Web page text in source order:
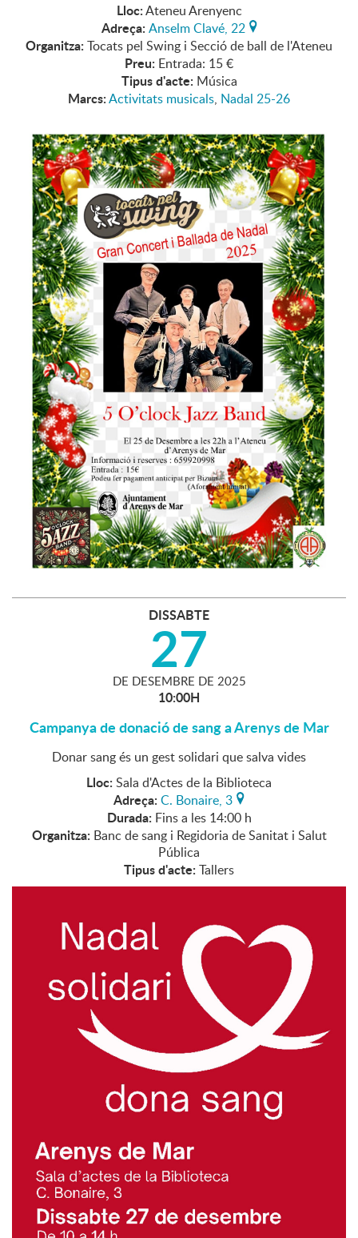
Lloc:Ateneu Arenyenc
Adreça: Anselm Clavé, 22
Organitza: Tocats pel Swing i Secció de ball de l'Ateneu
Preu: Entrada: 15 €
Tipus d'acte: Música
Marcs:Activitats musicals, Nadal 25-26
DISSABTE
27
DE DESEMBRE DE 2025
10:00H
Campanya de donació de sang a Arenys de Mar
Donar sang és un gest solidari que salva vides
Lloc: Sala d'Actes de la Biblioteca
Adreça: C. Bonaire, 3
Durada: Fins a les 14:00 h
Organitza: Banc de sang i Regidoria de Sanitat i Salut
Pública
Tipus d'acte: Tallers